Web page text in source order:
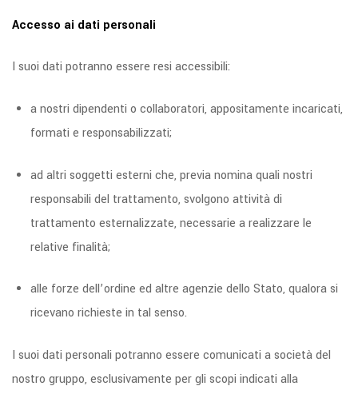
Accesso ai dati personali
I suoi dati potranno essere resi accessibili:
a nostri dipendenti o collaboratori, appositamente incaricati,
formati e responsabilizzati;
ad altri soggetti esterni che, previa nomina quali nostri
responsabili del trattamento, svolgono attività di
trattamento esternalizzate, necessarie a realizzare le
relative finalità;
alle forze dell’ordine ed altre agenzie dello Stato, qualora si
ricevano richieste in tal senso.
I suoi dati personali potranno essere comunicati a società del
nostro gruppo, esclusivamente per gli scopi indicati alla